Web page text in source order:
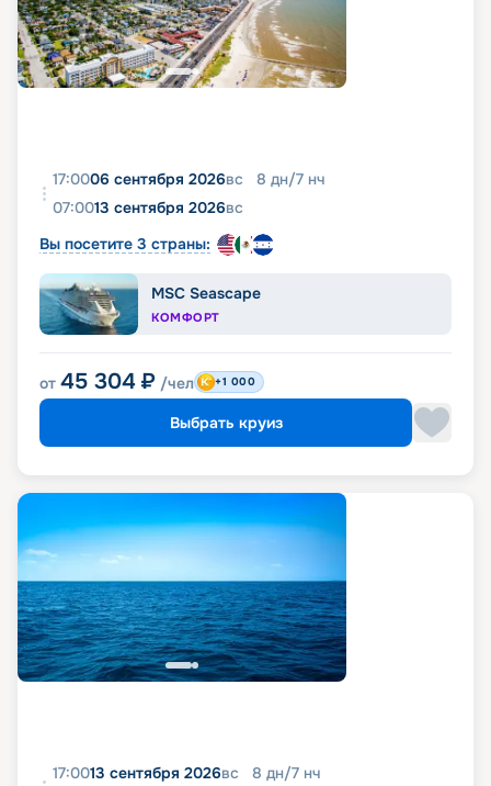
17:0006 сентября 2026вс 8 дн/7 нч
07:0013 сентября 2026вс
Вы посетите 3 страны:
MSC Seascape
КОМФОРТ
от 45 304 ₽ /чел +1 000
Выбрать круиз
17:0013 сентября 2026вс 8 дн/7 нч